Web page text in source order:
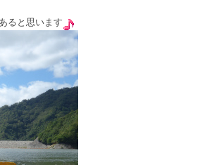
ると思います